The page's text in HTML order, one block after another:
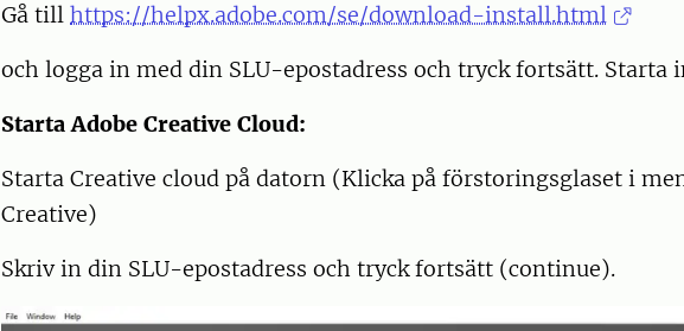
Gå till https://helpx.adobe.com/se/download-install.html
och logga in med din SLU-epostadress och tryck fortsätt. Starta
Starta Adobe Creative Cloud:
Starta Creative cloud på datorn (Klicka på förstoringsglaset i
Creative)
Skriv in din SLU-epostadress och tryck fortsätt (continue).